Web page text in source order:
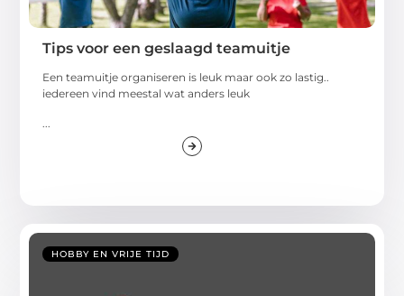
Tips voor een geslaagd teamuitje
Een teamuitje organiseren is leuk maar ook zo lastig..
iedereen vind meestal wat anders leuk
HOBBY EN VRIJE TIJD